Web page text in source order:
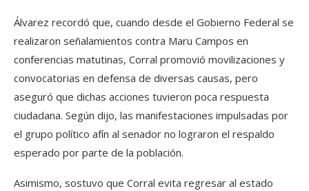
Álvarez recordó que, cuando desde el Gobierno Federal se
realizaron señalamientos contra Maru Campos en
conferencias matutinas, Corral promovió movilizaciones y
convocatorias en defensa de diversas causas, pero
aseguró que dichas acciones tuvieron poca respuesta
ciudadana. Según dijo, las manifestaciones impulsadas por
el grupo político afín al senador no lograron el respaldo
esperado por parte de la población.
Asimismo, sostuvo que Corral evita regresar al estado